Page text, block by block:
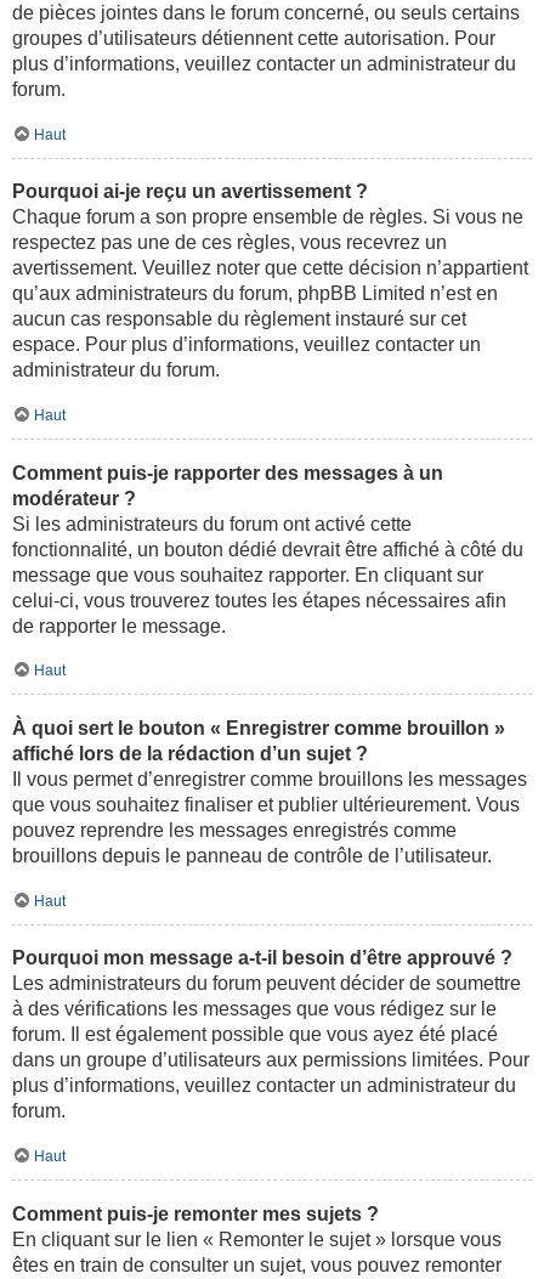
de pièces jointes dans le forum concerné, ou seuls certains
groupes d’utilisateurs détiennent cette autorisation. Pour
plus d’informations, veuillez contacter un administrateur du
forum.
Haut
Pourquoi ai-je reçu un avertissement ?
Chaque forum a son propre ensemble de règles. Si vous ne
respectez pas une de ces règles, vous recevrez un
avertissement. Veuillez noter que cette décision n’appartient
qu’aux administrateurs du forum, phpBB Limited n’est en
aucun cas responsable du règlement instauré sur cet
espace. Pour plus d’informations, veuillez contacter un
administrateur du forum.
Haut
Comment puis-je rapporter des messages à un
modérateur ?
Si les administrateurs du forum ont activé cette
fonctionnalité, un bouton dédié devrait être affiché à côté du
message que vous souhaitez rapporter. En cliquant sur
celui-ci, vous trouverez toutes les étapes nécessaires afin
de rapporter le message.
Haut
À quoi sert le bouton « Enregistrer comme brouillon »
affiché lors de la rédaction d’un sujet ?
Il vous permet d’enregistrer comme brouillons les messages
que vous souhaitez finaliser et publier ultérieurement. Vous
pouvez reprendre les messages enregistrés comme
brouillons depuis le panneau de contrôle de l’utilisateur.
Haut
Pourquoi mon message a-t-il besoin d’être approuvé ?
Les administrateurs du forum peuvent décider de soumettre
à des vérifications les messages que vous rédigez sur le
forum. Il est également possible que vous ayez été placé
dans un groupe d’utilisateurs aux permissions limitées. Pour
plus d’informations, veuillez contacter un administrateur du
forum.
Haut
Comment puis-je remonter mes sujets ?
En cliquant sur le lien « Remonter le sujet » lorsque vous
êtes en train de consulter un sujet, vous pouvez remonter